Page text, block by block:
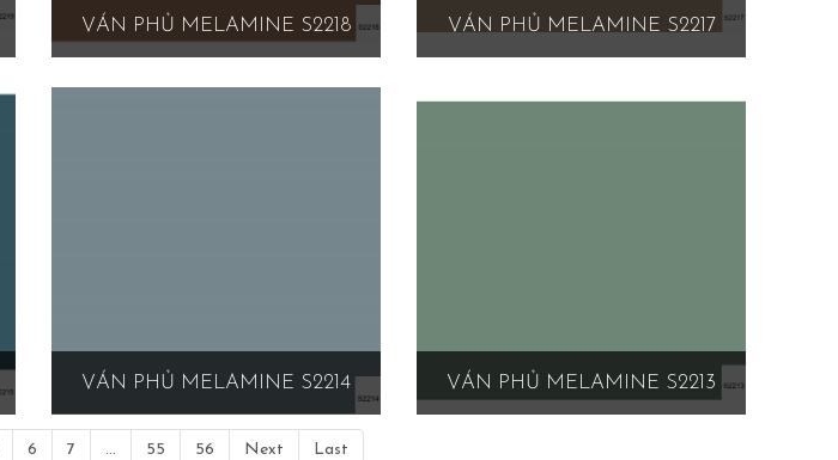
VÁN PHỦ MELAMINE S2218 VÁN PHỦ MELAMINE S2217
VÁN PHỦ MELAMINE S2214 VÁN PHỦ MELAMINE S2213
6 7 ... 55 56 Next Last